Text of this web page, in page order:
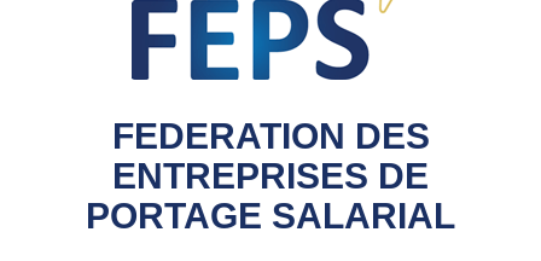
FEDERATION DES
ENTREPRISES DE
PORTAGE SALARIAL